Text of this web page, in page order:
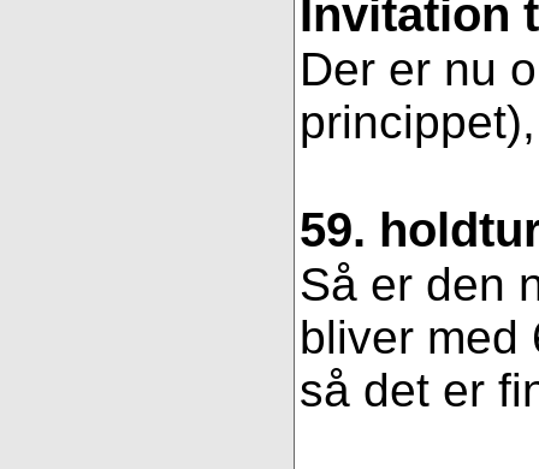
Invitation
Der er nu
59.
Så er den
bliver med
så det er